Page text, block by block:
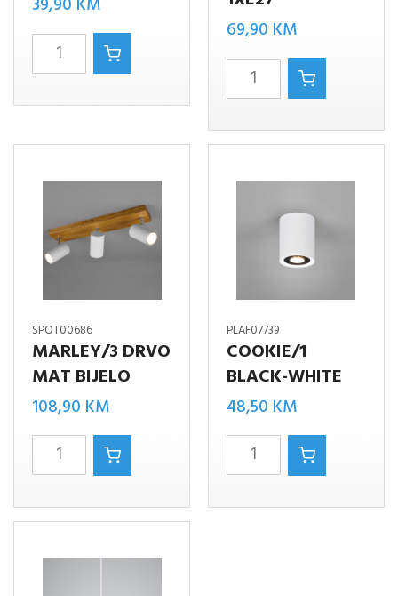
MARLEY/2
zidna
količina
69,90 KM
BIDAR-
1
VISILICA
MAT
BIJELO
SPOT00686
MARLEY/3 DRVO
MAT BIJELO
108,90 KM
Marley/3
DRVO
MAT
BIJELO
količina
PLAF07739
COOKIE/1
BLACK-WHITE
48,50 KM
Cookie/1
BLACK-
WHITE